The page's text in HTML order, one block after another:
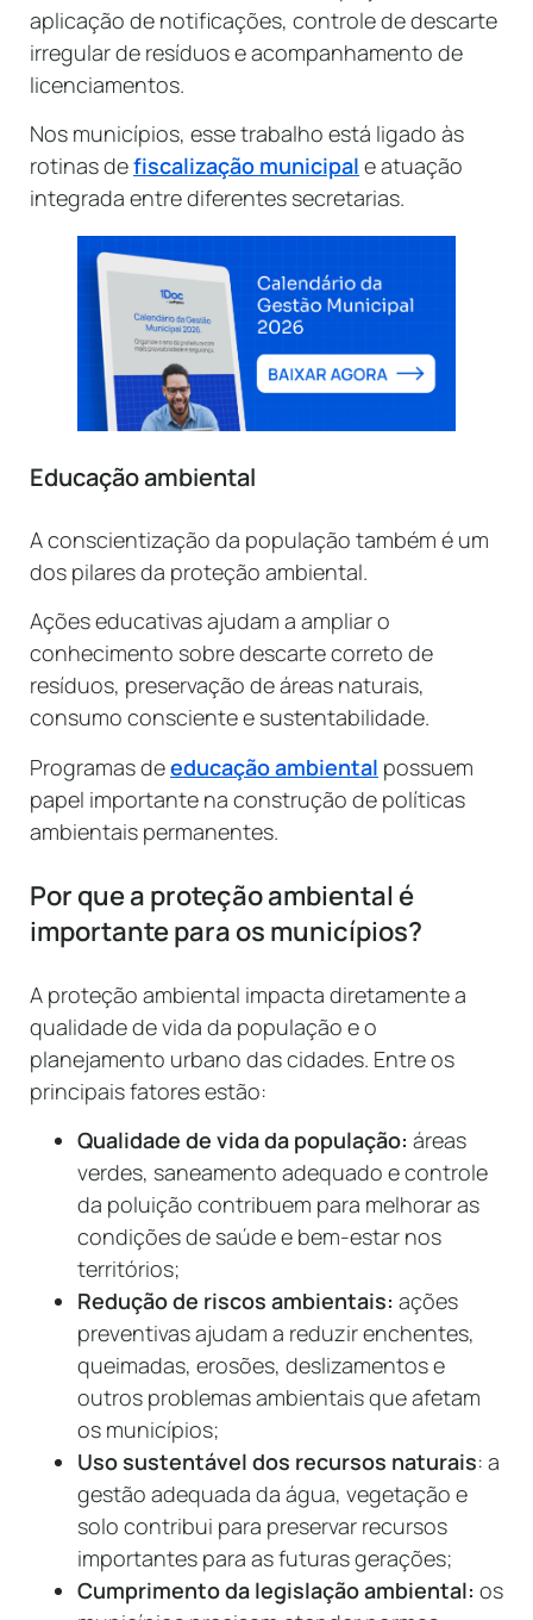
aplicação de notificações, controle de descarte
irregular de resíduos e acompanhamento de
licenciamentos.
Nos municípios, esse trabalho está ligado às
rotinas defiscalização municipal e atuação
integrada entre diferentes secretarias.
Educação ambiental
A conscientização da população também é um
dos pilares da proteção ambiental.
Ações educativas ajudam a ampliar o
conhecimento sobre descarte correto de
resíduos, preservação de áreas naturais,
consumo consciente e sustentabilidade.
Programas deeducação ambiental possuem
papel importante na construção de políticas
ambientais permanentes.
Por que a proteção ambiental é
importante para os municípios?
A proteção ambiental impacta diretamente a
qualidade de vida da população e o
planejamento urbano das cidades. Entre os
principais fatores estão:
Qualidade de vida da população: áreas
verdes, saneamento adequado e controle
da poluição contribuem para melhorar as
condições de saúde e bem-estar nos
territórios;
Redução de riscos ambientais: ações
preventivas ajudam a reduzir enchentes,
queimadas, erosões, deslizamentos e
outros problemas ambientais que afetam
os municípios;
Uso sustentável dos recursos naturais: a
gestão adequada da água, vegetação e
solo contribui para preservar recursos
importantes para as futuras gerações;
Cumprimento da legislação ambiental: os